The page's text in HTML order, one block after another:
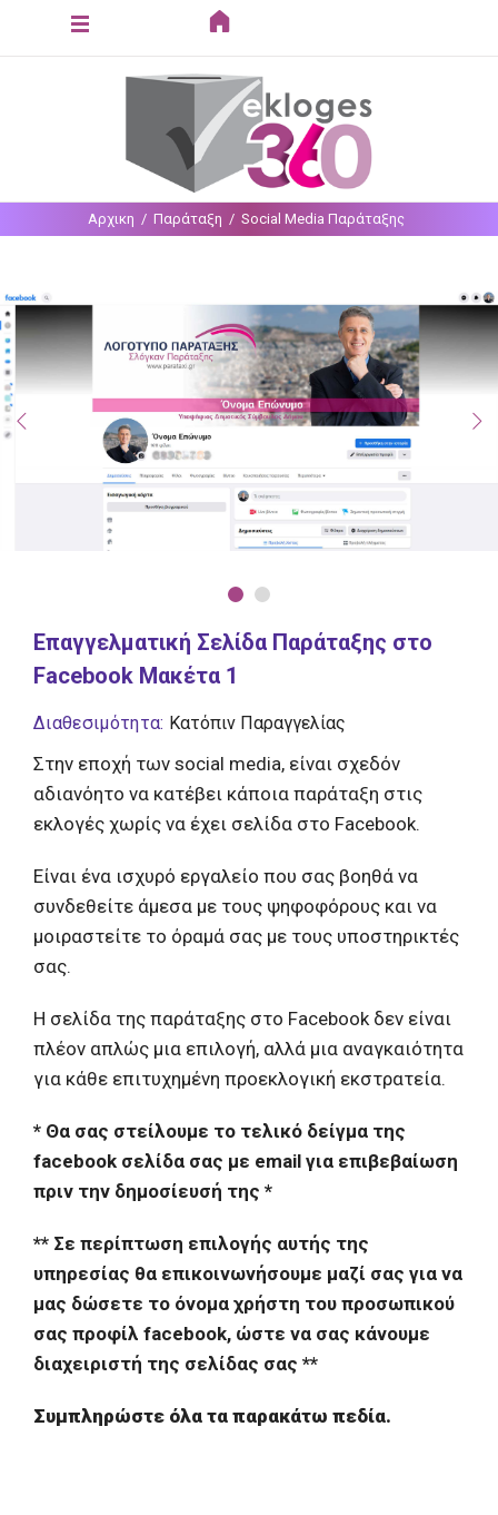
Αρχικη Παράταξη Social Media Παράταξης
Επαγγελματική Σελίδα Παράταξης στο
Facebook Μακέτα 1
Διαθεσιμότητα: Κατόπιν Παραγγελίας
Στην εποχή των social media, είναι σχεδόν
αδιανόητο να κατέβει κάποια παράταξη στις
εκλογές χωρίς να έχει σελίδα στο Facebook.
Είναι ένα ισχυρό εργαλείο που σας βοηθά να
συνδεθείτε άμεσα με τους ψηφοφόρους και να
μοιραστείτε το όραμά σας με τους υποστηρικτές
σας.
Η σελίδα της παράταξης στο Facebook δεν είναι
πλέον απλώς μια επιλογή, αλλά μια αναγκαιότητα
για κάθε επιτυχημένη προεκλογική εκστρατεία.
* Θα σας στείλουμε το τελικό δείγμα της
facebook σελίδα σας με email για επιβεβαίωση
πριν την δημοσίευσή της *
** Σε περίπτωση επιλογής αυτής της
υπηρεσίας θα επικοινωνήσουμε μαζί σας για να
μας δώσετε το όνομα χρήστη του προσωπικού
σας προφίλ facebook, ώστε να σας κάνουμε
διαχειριστή της σελίδας σας **
Συμπληρώστε όλα τα παρακάτω πεδία.